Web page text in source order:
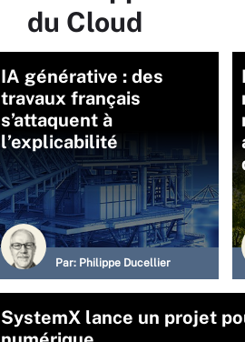
du Cloud
IA générative : des
travaux français
s’attaquent à
l’explicabilité
Par: Philippe Ducellier
SystemX lance un projet